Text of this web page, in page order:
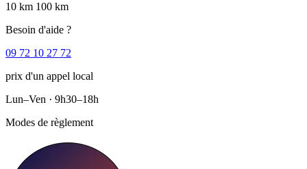
10 km 100 km
Besoin d'aide ?
09 72 10 27 72
prix d'un appel local
Lun–Ven · 9h30–18h
Modes de règlement